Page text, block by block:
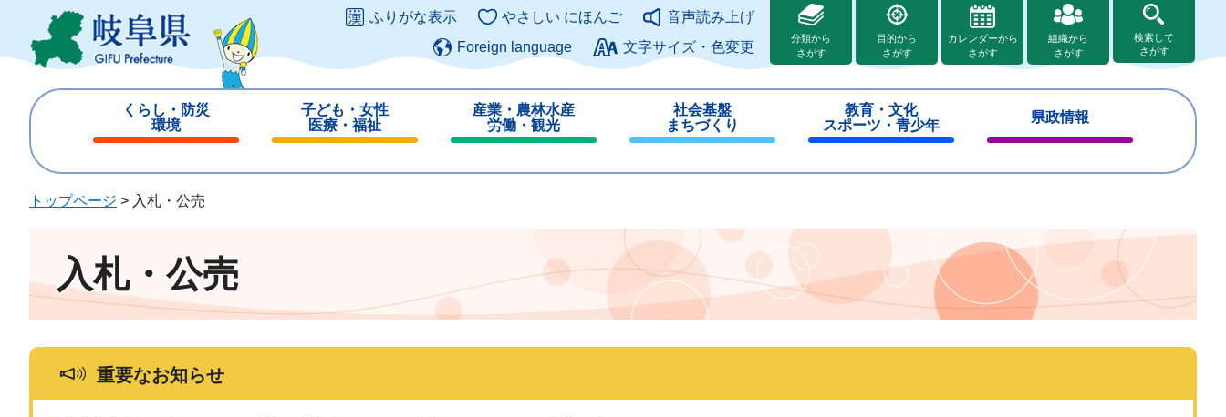
ジ
ュ
このページの本文へ
ふりがな表示 やさしい にほんご
音声読み上げ
Foreign language
文字サイズ・色変更
分類から
さがす
目的から
さがす
カレンダーから
さがす
組織から
さがす
検索して
さがす
くらし・防災
環境
じ
子ども・女性
医療・福祉
じ
産業・農林水産
労働・観光
じ
社会基盤
まちづくり
じ
教育・文化
スポーツ・青少年
じ
県政情報
じ
トップページ > 入札・公売
入札・公売
重要なお知らせ